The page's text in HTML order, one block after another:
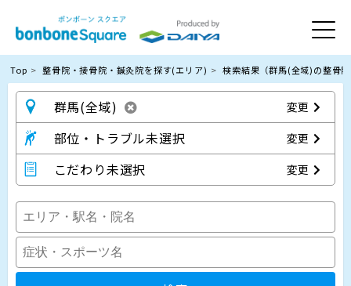
Top 整骨院・接骨院・鍼灸院を探す(エリア) 検索結果（群馬(全域)の整骨
群馬(全域) 変更
部位・トラブル未選択 変更
こだわり未選択 変更